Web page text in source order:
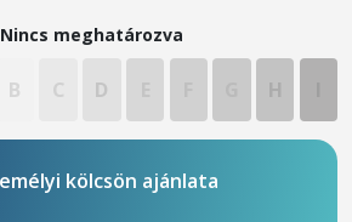
Nincs meghatározva
B C D
kölcsön ajánlata